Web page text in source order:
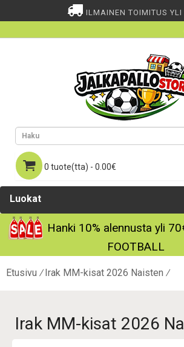
ILMAINEN TOIMITUS
0 tuote(tta) - 0.00€
Luokat
Hanki 10% alennusta yli
FOOTBALL
Etusivu Irak MM-kisat 2026 Naisten
Irak MM-kisat 2026